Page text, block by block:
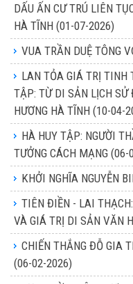
DẤU ẤN CƯ TRÚ LIÊN
HÀ TĨNH (01-07-2026)
VUA TRẦN DUỆ TÔNG
LAN TỎA GIÁ TRỊ TINH
TẬP: TỪ DI SẢN LỊCH SỬ
HƯƠNG HÀ TĨNH (10-04-
HÀ HUY TẬP: NGƯỜI
TƯỞNG CÁCH MẠNG (06-
KHỞI NGHĨA NGUYỄN
TIÊN ĐIỀN - LAI
VÀ GIÁ TRỊ DI SẢN VĂN
CHIẾN THẮNG ĐỖ GIA
(06-02-2026)